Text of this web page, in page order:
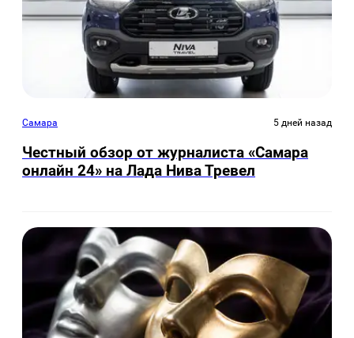
Самара 5 дней назад
Честный обзор от журналиста «Самара
онлайн 24» на Лада Нива Тревел